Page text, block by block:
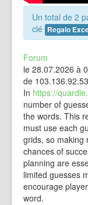
Un total de 2
clé Regalo
Forum
le 28.07.2026 à
de 103.136.92.53
In https://
number of
the words. This
must use each
grids, so making
chances of
planning are
limited guesses
encourage
word.